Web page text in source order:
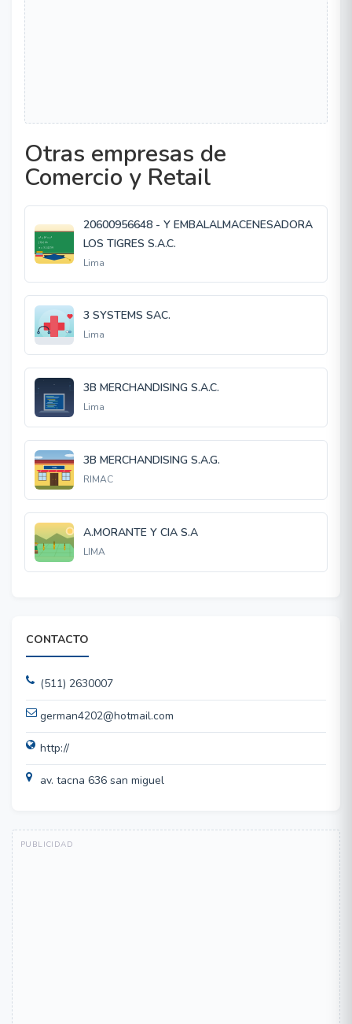
Otras empresas de
Comercio y Retail
20600956648 - Y EMBALALMACENESADORA
LOS TIGRES S.A.C.
Lima
3 SYSTEMS SAC.
Lima
3B MERCHANDISING S.A.C.
Lima
3B MERCHANDISING S.A.G.
RIMAC
A.MORANTE Y CIA S.A
LIMA
CONTACTO
(511) 2630007
german4202@hotmail.com
http://
av. tacna 636 san miguel